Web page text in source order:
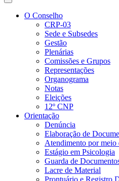
O Conselho
CRP-03
Sede e Subsedes
Gestão
Plenárias
Comissões e Grupos
Representações
Organograma
Notas
Eleições
12º CNP
Orientação
Denúncia
Elaboração de
Atendimento por
Estágio em Psicologia
Guarda de
Lacre de Material